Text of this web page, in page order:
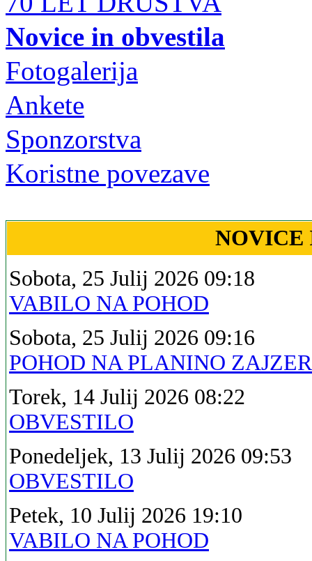
Novice in obvestila
Fotogalerija
Ankete
Sponzorstva
Koristne povezave
NOVICE
Sobota, 25 Julij 2026 09:18
VABILO NA POHOD
Sobota, 25 Julij 2026 09:16
POHOD NA PLANINO
Torek, 14 Julij 2026 08:22
OBVESTILO
Ponedeljek, 13 Julij 2026 09:53
OBVESTILO
Petek, 10 Julij 2026 19:10
VABILO NA POHOD